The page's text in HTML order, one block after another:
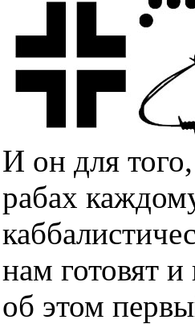
И он для
рабах
нам готовят
об этом